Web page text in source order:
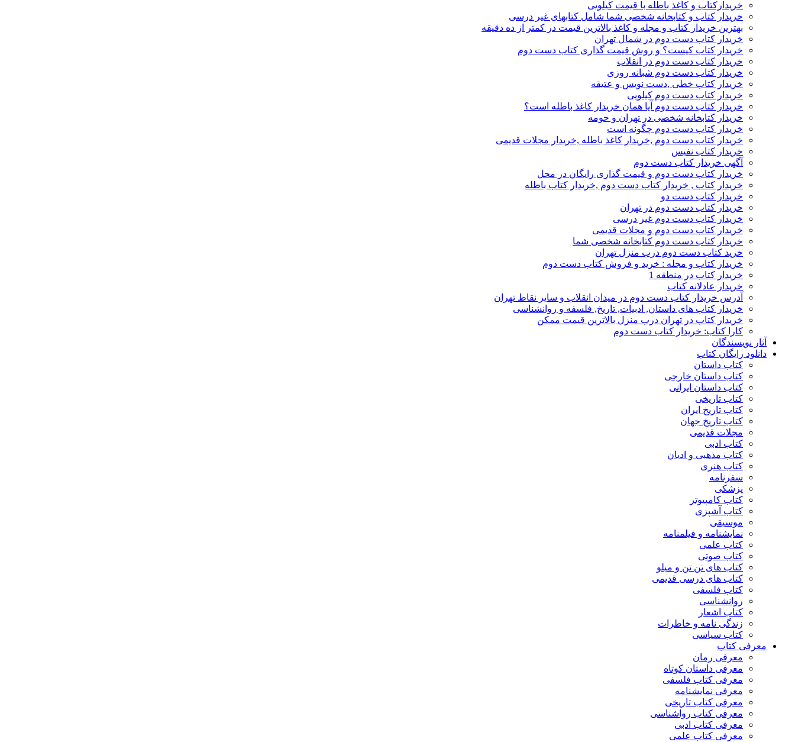
خریدارکتاب و کاغذ باطله با قیمت کیلویی
خریدار کتاب و کتابخانه شخصی شما شامل کتابهای غیر درسی
بهترین خریدار کتاب و مجله و کاغذ بالاترین قیمت در کمتر از ده دقیقه
خریدار کتاب دست دوم در شمال تهران
خریدار کتاب کیست؟ و روش قیمت گذاری کتاب دست دوم
خریدار کتاب دست دوم در انقلاب
خریدار کتاب دست دوم شبانه روزی
خریدار کتاب خطی ,دست نویس و عتیقه
خریدار کتاب دست دوم کیلویی
خریدار کتاب دست دوم آیا همان خریدار کاغذ باطله است؟
خریدار کتابخانه شخصی در تهران و حومه
خریدار کتاب دست دوم چگونه است
خریدار کتاب دست دوم ,خریدار کاغذ باطله ,خریدار مجلات قدیمی
خریدار کتاب نفیس
آگهی خریدار کتاب دست دوم
خریدار کتاب دست دوم و قیمت گذاری رایگان در محل
خریدار کتاب , خریدار کتاب دست دوم ,خریدار کتاب باطله
خریدار کتاب دست دو
خریدار کتاب دست دوم در تهران
خریدار کتاب دست دوم غیر درسی
خریدار کتاب دست دوم و مجلات قدیمی
خریدار کتاب دست دوم کتابخانه شخصی شما
خرید کتاب دست دوم درب منزل تهران
خریدار کتاب و مجله : خرید و فروش کتاب دست دوم
خریدار کتاب در منطقه 1
خریدار عادلانه کتاب
آدرس خریدار کتاب دست دوم در میدان انقلاب و سایر نقاط تهران
خریدار کتاب های داستان, ادبیات, تاریخ, فلسفه و روانشناسی
خریدار کتاب در تهران درب منزل بالاترین قیمت ممکن
کارا کتاب: خریدار کتاب دست دوم
آثار نویسندگان
دانلود رایگان کتاب
کتاب داستان
کتاب داستان خارجی
کتاب داستان ایرانی
کتاب تاریخی
کتاب تاریخ ایران
کتاب تاریخ جهان
مجلات قدیمی
کتاب ادبی
کتاب مذهبی و ادیان
کتاب هنری
سفرنامه
پزشکی
کتاب کامپیوتر
کتاب آشپزی
موسیقی
نمایشنامه و فیلمنامه
کتاب علمی
کتاب صوتی
کتاب های تن تن و میلو
کتاب های درسی قدیمی
کتاب فلسفی
روانشناسی
کتاب اشعار
زندگی نامه و خاطرات
کتاب سیاسی
معرفی کتاب
معرفی رمان
معرفی داستان کوتاه
معرفی کتاب فلسفی
معرفی نمایشنامه
معرفی کتاب تاریخی
معرفی کتاب رواشناسی
معرفی کتاب ادبی
معرفی کتاب علمی